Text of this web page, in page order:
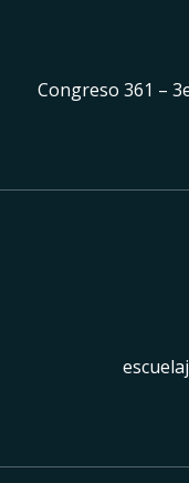
Congreso 361 –